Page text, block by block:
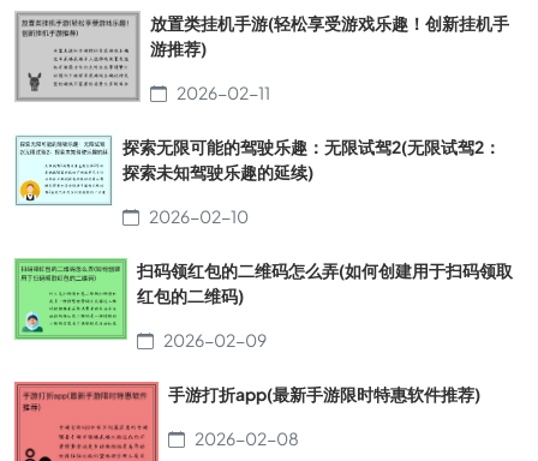
放置类挂机手游(轻松享受游戏乐趣！创新挂机手
游推荐)
2026-02-11
探索无限可能的驾驶乐趣：无限试驾2(无限试驾2：
探索未知驾驶乐趣的延续)
2026-02-10
扫码领红包的二维码怎么弄(如何创建用于扫码领取
红包的二维码)
2026-02-09
手游打折app(最新手游限时特惠软件推荐)
2026-02-08